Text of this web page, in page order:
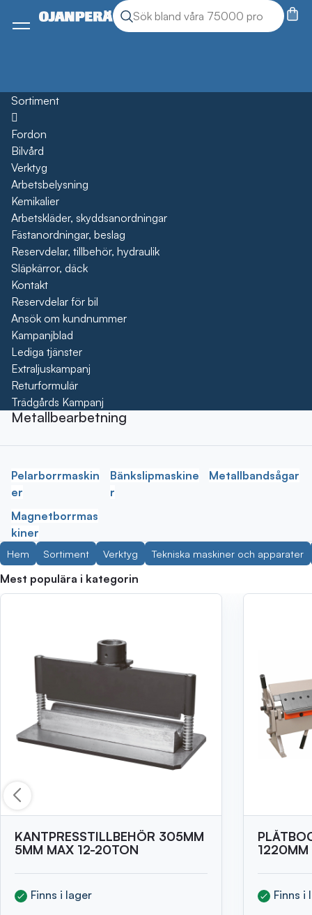
Sök produkter
Sök
Meny
Sortiment
Öppna
Fordon
Bilvård
Verktyg
Arbetsbelysning
Kemikalier
Arbetskläder, skyddsanordningar
Fästanordningar, beslag
Reservdelar, tillbehör, hydraulik
Släpkärror, däck
Kontakt
Reservdelar för bil
Ansök om kundnummer
Kampanjblad
Lediga tjänster
Extraljuskampanj
Returformulär
Trädgårds Kampanj
Metallbearbetning
Pelarborrmaskin
er
Bänkslipmaskine
r
Metallbandsågar
Magnetborrmas
kiner
Hem Sortiment Verktyg Tekniska maskiner och apparater
Mest populära i kategorin
KANTPRESSTILLBEHÖR 305MM
5MM MAX 12-20TON
Finns i lager
1220MM
Finns i